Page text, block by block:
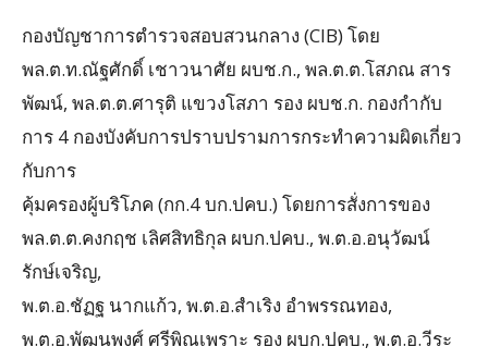
กองบัญชาการตำรวจสอบสวนกลาง (CIB) โดย
พล.ต.ท.ณัฐศักดิ์ เชาวนาศัย ผบช.ก., พล.ต.ต.โสภณ สาร
พัฒน์, พล.ต.ต.ศารุติ แขวงโสภา รอง ผบช.ก. กองกำกับ
การ 4 กองบังคับการปราบปรามการกระทำความผิดเกี่ยว
กับการ
คุ้มครองผู้บริโภค (กก.4 บก.ปคบ.) โดยการสั่งการของ
พล.ต.ต.คงกฤช เลิศสิทธิกุล ผบก.ปคบ., พ.ต.อ.อนุวัฒน์
รักษ์เจริญ,
พ.ต.อ.ชัฏฐ นากแก้ว, พ.ต.อ.สำเริง อำพรรณทอง,
พ.ต.อ.พัฒนพงศ์ ศรีพิณเพราะ รอง ผบก.ปคบ., พ.ต.อ.วีระ